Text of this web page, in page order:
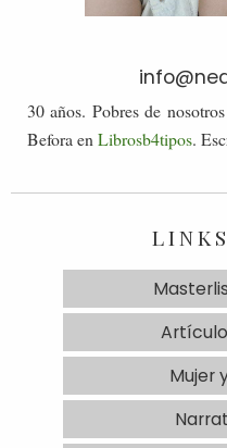
30 años. Pobres de
Befora en Librosb4tipos.
Mujer